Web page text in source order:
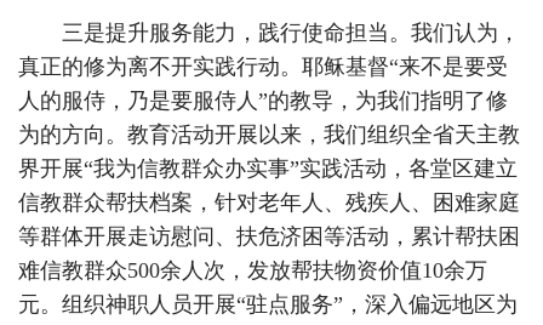
三是提升服务能力，践行使命担当。我们认为，
真正的修为离不开实践行动。耶稣基督“来不是要受
人的服侍，乃是要服侍人”的教导，为我们指明了修
为的方向。教育活动开展以来，我们组织全省天主教
界开展“我为信教群众办实事”实践活动，各堂区建立
信教群众帮扶档案，针对老年人、残疾人、困难家庭
等群体开展走访慰问、扶危济困等活动，累计帮扶困
难信教群众500余人次，发放帮扶物资价值10余万
元。组织神职人员开展“驻点服务”，深入偏远地区为